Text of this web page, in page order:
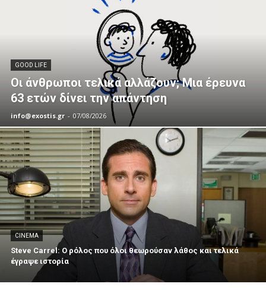
GOOD LIFE
Οι άνθρωποι τελικά αλλάζουν; Μια έρευνα
63 ετών δίνει την απάντηση
info@exostis.gr - 07/08/2026
CINEMA
Steve Carrel: Ο ρόλος που όλοι θεωρούσαν λάθος και τελικά
έγραψε ιστορία